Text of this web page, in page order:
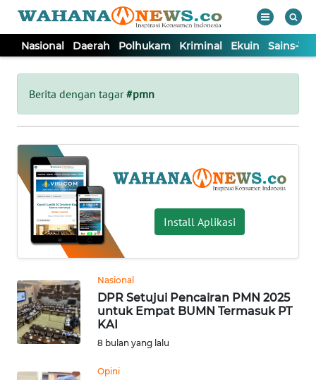
Nasional Daerah Polhukam Kriminal Ekuin Sains-
Berita dengan tagar#pmn
Install Aplikasi
Nasional
DPR Setujui Pencairan PMN 2025
untuk Empat BUMN Termasuk PT
KAI
8 bulan yang lalu
Opini
Tutup
NASIONAL
DAERAH
POLHUKAM
KRIMINAL
EKUIN
SAINS-TEKNO